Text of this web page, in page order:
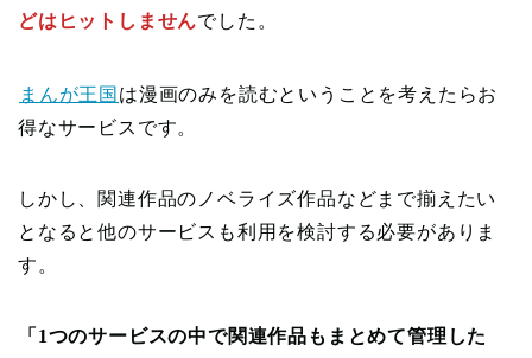
どはヒットしませんでした。
まんが王国 は漫画のみを読むということを考えたらお
得なサービスです。
しかし、関連作品のノベライズ作品などまで揃えたい
となると他のサービスも利用を検討する必要がありま
す。
「1つのサービスの中で関連作品もまとめて管理した